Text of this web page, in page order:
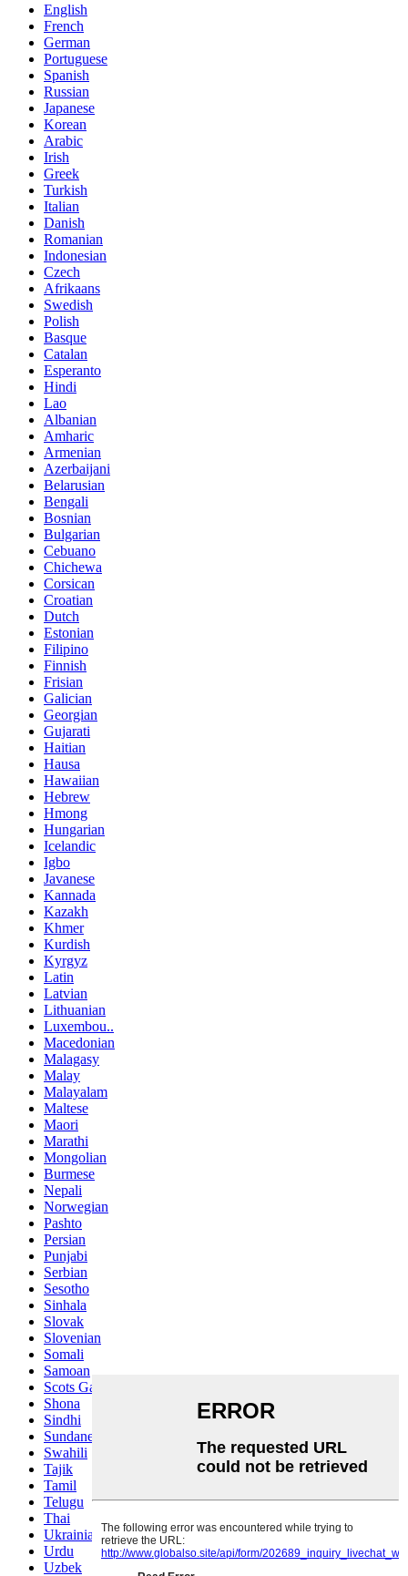
English
French
German
Portuguese
Spanish
Russian
Japanese
Korean
Arabic
Irish
Greek
Turkish
Italian
Danish
Romanian
Indonesian
Czech
Afrikaans
Swedish
Polish
Basque
Catalan
Esperanto
Hindi
Lao
Albanian
Amharic
Armenian
Azerbaijani
Belarusian
Bengali
Bosnian
Bulgarian
Cebuano
Chichewa
Corsican
Croatian
Dutch
Estonian
Filipino
Finnish
Frisian
Galician
Georgian
Gujarati
Haitian
Hausa
Hawaiian
Hebrew
Hmong
Hungarian
Icelandic
Igbo
Javanese
Kannada
Kazakh
Khmer
Kurdish
Kyrgyz
Latin
Latvian
Lithuanian
Luxembou..
Macedonian
Malagasy
Malay
Malayalam
Maltese
Maori
Marathi
Mongolian
Burmese
Nepali
Norwegian
Pashto
Persian
Punjabi
Serbian
Sesotho
Sinhala
Slovak
Slovenian
Somali
Samoan
Scots Gaelic
Shona
Sindhi
Sundanese
Swahili
Tajik
Tamil
Telugu
Thai
Ukrainian
Urdu
Uzbek